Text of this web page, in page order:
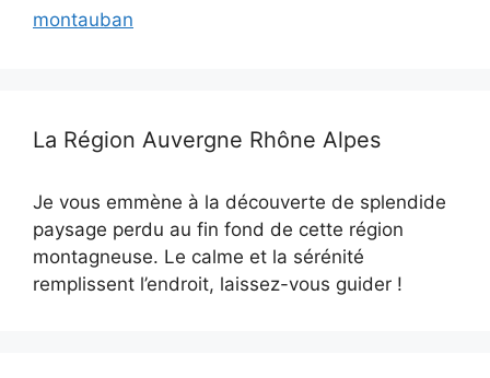
montauban
La Région Auvergne Rhône Alpes
Je vous emmène à la découverte de splendide
paysage perdu au fin fond de cette région
montagneuse. Le calme et la sérénité
remplissent l’endroit, laissez-vous guider !